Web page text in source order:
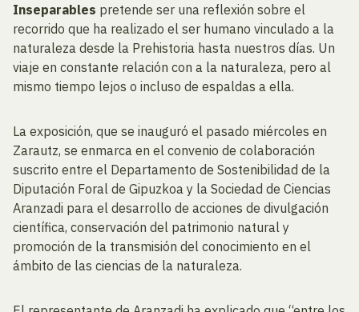
Inseparables pretende ser una reflexión sobre el
recorrido que ha realizado el ser humano vinculado a la
naturaleza desde la Prehistoria hasta nuestros días. Un
viaje en constante relación con a la naturaleza, pero al
mismo tiempo lejos o incluso de espaldas a ella.
La exposición, que se inauguró el pasado miércoles en
Zarautz, se enmarca en el convenio de colaboración
suscrito entre el Departamento de Sostenibilidad de la
Diputación Foral de Gipuzkoa y la Sociedad de Ciencias
Aranzadi para el desarrollo de acciones de divulgación
científica, conservación del patrimonio natural y
promoción de la transmisión del conocimiento en el
ámbito de las ciencias de la naturaleza.